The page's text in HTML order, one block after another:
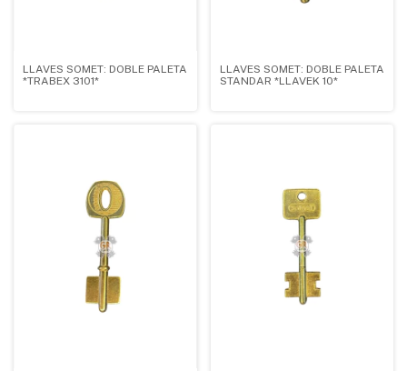
LLAVES SOMET: DOBLE PALETA
*TRABEX 3101*
LLAVES SOMET: DOBLE PALETA
STANDAR *LLAVEK 10*